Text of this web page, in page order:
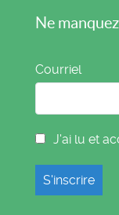
Ne
Courriel
J'ai lu et